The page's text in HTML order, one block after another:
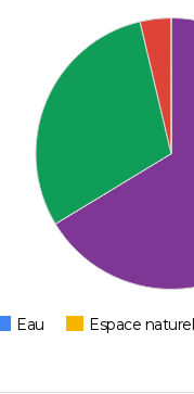
Eau Espace naturel